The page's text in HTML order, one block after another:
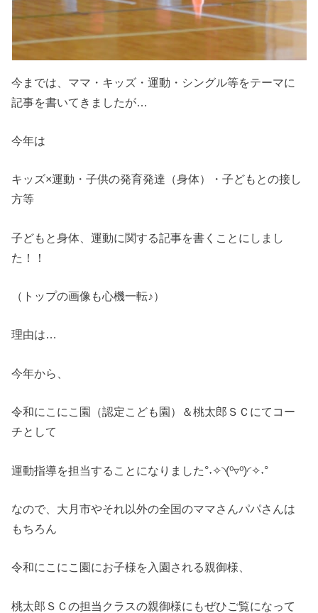
今までは、ママ・キッズ・運動・シングル等をテーマに
記事を書いてきましたが…
今年は
キッズ×運動・子供の発育発達（身体）・子どもとの接し
方等
子どもと身体、運動に関する記事を書くことにしまし
た！！
（トップの画像も心機一転♪）
理由は…
今年から、
令和にこにこ園（認定こども園）＆桃太郎ＳＣにてコー
チとして
運動指導を担当することになりました°˖✧◝(⁰▿⁰)◜✧˖°
なので、大月市やそれ以外の全国のママさんパパさんは
もちろん
令和にこにこ園にお子様を入園される親御様、
桃太郎ＳＣの担当クラスの親御様にもぜひご覧になって